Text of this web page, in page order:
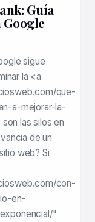
Guía
sigue
la <a
que-
a-mejorar-la-
las silos en
de un
web? Si
con-
en-
"